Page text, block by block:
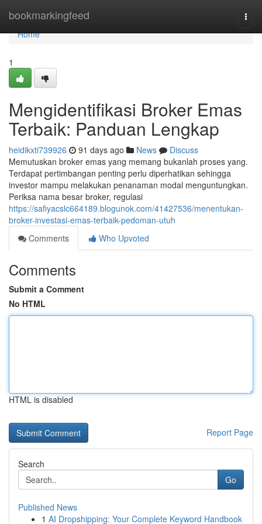
bookmarkingfeed
Home
Home
1
Mengidentifikasi Broker Emas
Terbaik: Panduan Lengkap
heidikxti739926 91 days ago News
Discuss
Memutuskan broker emas yang memang bukanlah proses yang.
Terdapat pertimbangan penting perlu diperhatikan sehingga
investor mampu melakukan penanaman modal menguntungkan.
Periksa nama besar broker, regulasi
https://safiyacslc664189.blogunok.com/41427536/menentukan-
broker-investasi-emas-terbaik-pedoman-utuh
Comments
Who Upvoted
Comments
Submit a Comment
No HTML
HTML is disabled
Report Page
Search
Go
Published News
1 AI Dropshipping: Your Complete Keyword Handbook